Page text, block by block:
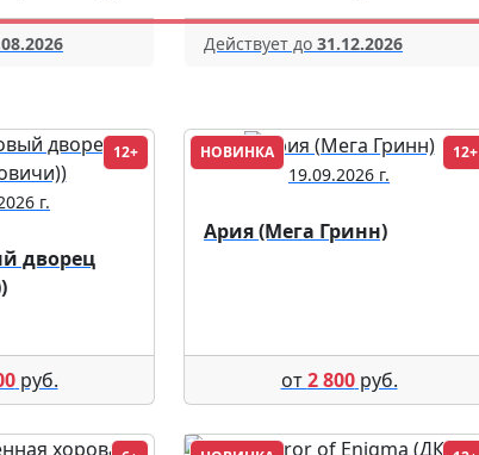
Действует до 31.12.2026
12+
г.
дворец
руб.
НОВИНКА 12+
19.09.2026 г.
Ария (Мега Гринн)
от2 800руб.